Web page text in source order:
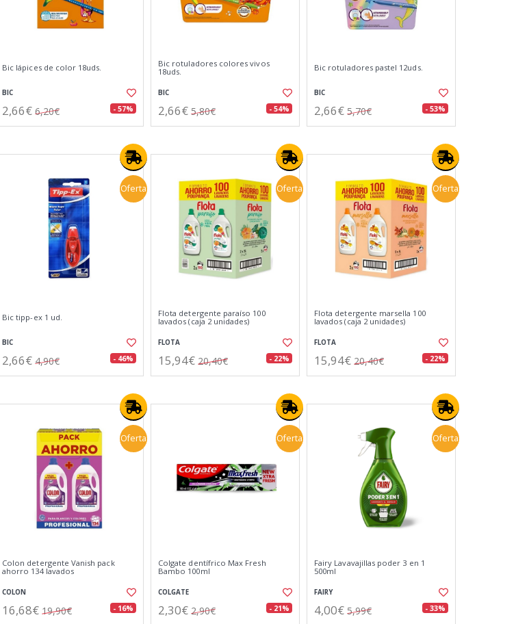
Bic lápices de color 18uds.
BIC
2,66€ 6,20€ - 57%
Bic rotuladores colores vivos
18uds.
BIC
2,66€ 5,80€ - 54%
Bic rotuladores pastel 12uds.
BIC
2,66€ 5,70€ - 53%
Oferta
Bic tipp-ex 1 ud.
BIC
2,66€ 4,90€ - 46%
Oferta
Flota detergente paraíso 100
lavados (caja 2 unidades)
FLOTA
15,94€ 20,40€ - 22%
Oferta
Flota detergente marsella 100
lavados (caja 2 unidades)
FLOTA
15,94€ 20,40€ - 22%
Oferta
Colon detergente Vanish pack
ahorro 134 lavados
COLON
16,68€ 19,90€ - 16%
Oferta
Colgate dentífrico Max Fresh
Bambo 100ml
COLGATE
2,30€ 2,90€ - 21%
Oferta
Fairy Lavavajillas poder 3 en 1
500ml
FAIRY
4,00€ 5,99€ - 33%